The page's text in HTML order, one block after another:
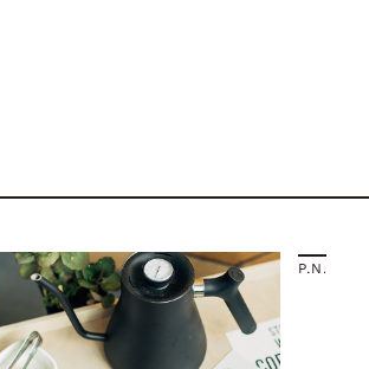
PREVIOUS STORY NEXT STORY